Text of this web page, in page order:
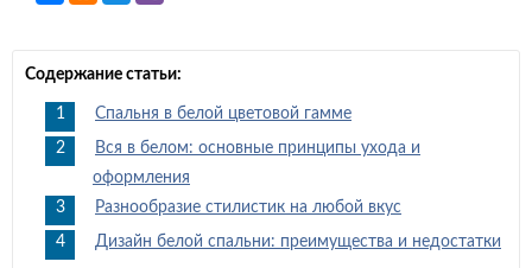
Содержание статьи:
Спальня в белой цветовой гамме
Вся в белом: основные принципы ухода и
оформления
Разнообразие стилистик на любой вкус
Дизайн белой спальни: преимущества и недостатки